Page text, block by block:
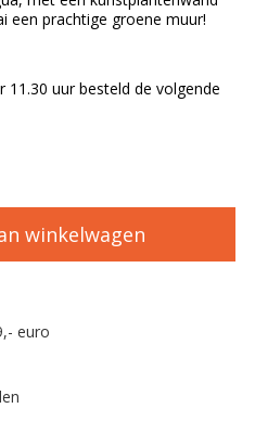
een prachtige groene muur!
11.30 uur besteld de volgende
winkelwagen
euro